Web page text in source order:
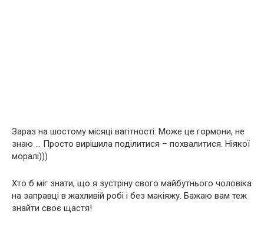
Зараз на шостому місяці вагітності. Може це гормони, не
знаю … Просто вирішила поділитися – похвалитися. Ніякої
моралі)))
Хто б міг знати, що я зустріну свого майбутнього чоловіка
на заправці в жахливій робі і без макіяжу. Бажаю вам теж
знайти своє щастя!